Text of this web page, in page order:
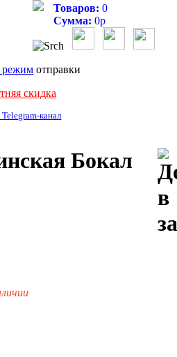
Товаров: 0
Сумма: 0р
режим отправки
скидка
канал
Бокал